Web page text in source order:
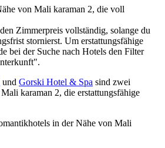
von Mali karaman 2, die voll
Zimmerpreis vollständig, solange du
stornierst. Um erstattungsfähige
bei der Suche nach Hotels den Filter
und Gorski Hotel & Spa sind zwei
karaman 2, die erstattungsfähige
in der Nähe von Mali